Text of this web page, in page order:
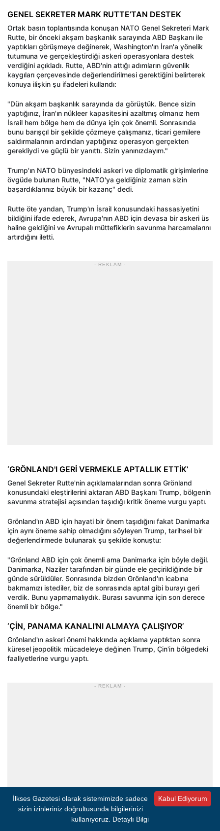
GENEL SEKRETER MARK RUTTE’TAN DESTEK
Ortak basın toplantısında konuşan NATO Genel Sekreteri Mark
Rutte, bir önceki akşam başkanlık sarayında ABD Başkanı ile
yaptıkları görüşmeye değinerek, Washington'ın İran'a yönelik
tutumuna ve gerçekleştirdiği askeri operasyonlara destek
verdiğini açıkladı. Rutte, ABD'nin attığı adımların güvenlik
kaygıları çerçevesinde değerlendirilmesi gerektiğini belirterek
konuya ilişkin şu ifadeleri kullandı:
"Dün akşam başkanlık sarayında da görüştük. Bence sizin
yaptığınız, İran'ın nükleer kapasitesini azaltmış olmanız hem
İsrail hem bölge hem de dünya için çok önemli. Sonrasında
bunu barışçıl bir şekilde çözmeye çalışmanız, ticari gemilere
saldırmalarının ardından yaptığınız operasyon gerçekten
gerekliydi ve güçlü bir yanıttı. Sizin yanınızdayım."
Trump'ın NATO bünyesindeki askeri ve diplomatik girişimlerine
övgüde bulunan Rutte, "NATO'ya geldiğiniz zaman sizin
başardıklarınız büyük bir kazanç" dedi.
Rutte öte yandan, Trump'ın İsrail konusundaki hassasiyetini
bildiğini ifade ederek, Avrupa'nın ABD için devasa bir askeri üs
haline geldiğini ve Avrupalı müttefiklerin savunma harcamalarını
artırdığını iletti.
- REKLAM -
‘GRÖNLAND'I GERİ VERMEKLE APTALLIK ETTİK’
Genel Sekreter Rutte'nin açıklamalarından sonra Grönland
konusundaki eleştirilerini aktaran ABD Başkanı Trump, bölgenin
savunma stratejisi açısından taşıdığı kritik öneme vurgu yaptı.
Grönland'ın ABD için hayati bir önem taşıdığını fakat Danimarka
için aynı öneme sahip olmadığını söyleyen Trump, tarihsel bir
değerlendirmede bulunarak şu şekilde konuştu:
"Grönland ABD için çok önemli ama Danimarka için böyle değil.
Danimarka, Naziler tarafından bir günde ele geçirildiğinde bir
günde sürüldüler. Sonrasında bizden Grönland'ın icabına
bakmamızı istediler, biz de sonrasında aptal gibi burayı geri
verdik. Bunu yapmamalıydık. Burası savunma için son derece
önemli bir bölge."
‘ÇİN, PANAMA KANALI'NI ALMAYA ÇALIŞIYOR’
Grönland'ın askeri önemi hakkında açıklama yaptıktan sonra
küresel jeopolitik mücadeleye değinen Trump, Çin'in bölgedeki
faaliyetlerine vurgu yaptı.
- REKLAM -
Kabul Ediyorum
İlkses Gazetesi olarak sistemimizde sadece
sizin izinleriniz doğrultusunda bilgilerinizi
kullanıyoruz. Detaylı Bilgi